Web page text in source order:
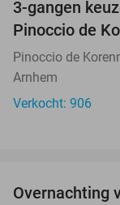
3-gangen
Pinoccio de
Pinoccio de
Arnhem
Verkocht: 906
Overnachting